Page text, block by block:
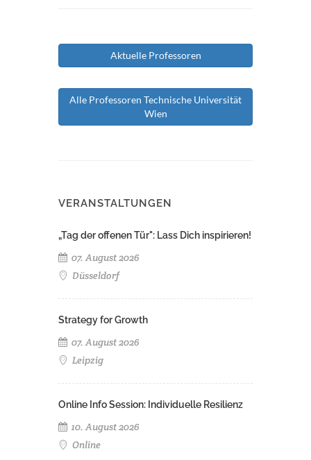
Aktuelle Professoren
Alle Professoren Technische Universität
Wien
VERANSTALTUNGEN
„Tag der offenen Tür": Lass Dich inspirieren!
07. August 2026
Düsseldorf
Strategy for Growth
07. August 2026
Leipzig
Online Info Session: Individuelle Resilienz
10. August 2026
Online